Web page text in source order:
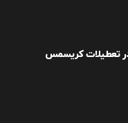
در تعطیلات کریسمس